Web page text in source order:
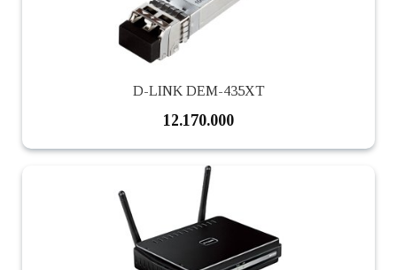
D-LINK DEM-435XT
12.170.000